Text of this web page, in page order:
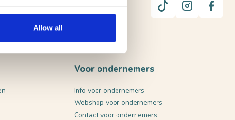
Allow all
Voor ondernemers
Info voor ondernemers
Webshop voor ondernemers
Contact voor ondernemers